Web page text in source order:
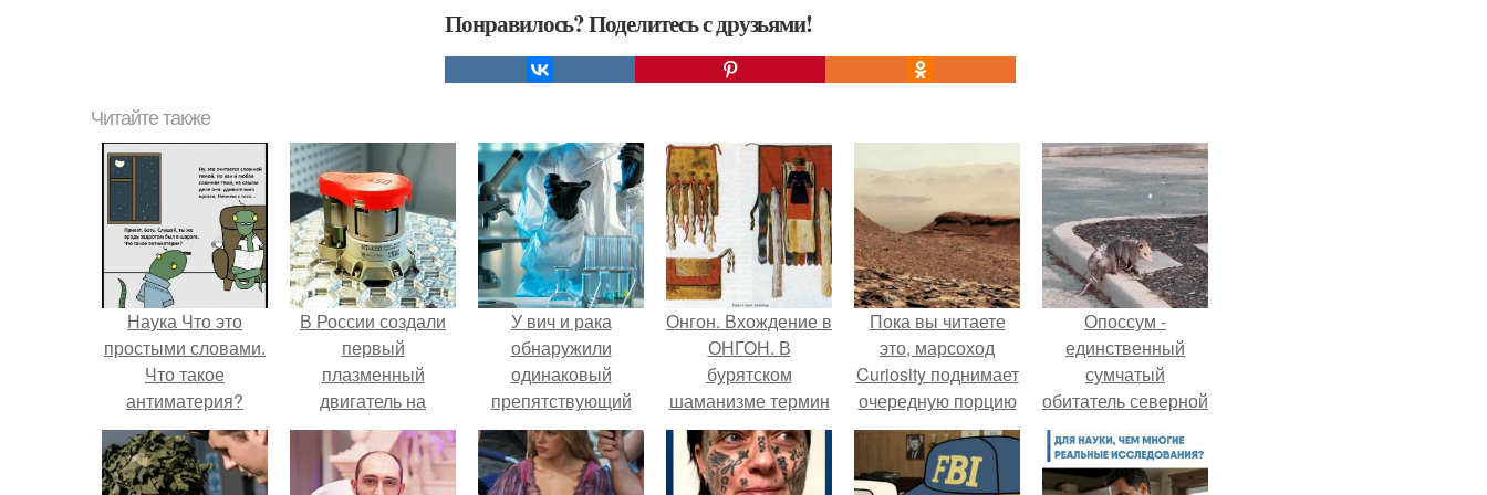
Понравилось? Поделитесь с друзьями!
Читайте также
Наука Что это
простыми словами.
Что такое
антиматерия?
В России создали
первый
плазменный
двигатель на
криптоне.
У вич и рака
обнаружили
одинаковый
препятствующий
лечению механизм.
Онгон. Вхождение в
ОНГОН. В
бурятском
шаманизме термин
онгон означает
"Божество, дух".
Пока вы читаете
это, марсоход
Curiosity поднимает
очередную порцию
красной пыли. 6.
Опоссум -
единственный
сумчатый
обитатель северной